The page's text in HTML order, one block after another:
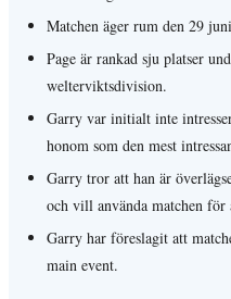
Matchen äger rum den 29
Page är rankad sju platser
welterviktsdivision.
Garry var initialt inte
honom som den mest
Garry tror att han är
och vill använda matchen för
Garry har föreslagit att
main event.